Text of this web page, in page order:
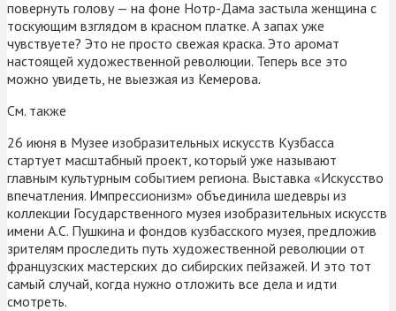
повернуть голову — на фоне Нотр-Дама застыла женщина с
тоскующим взглядом в красном платке. А запах уже
чувствуете? Это не просто свежая краска. Это аромат
настоящей художественной революции. Теперь все это
можно увидеть, не выезжая из Кемерова.
См. также
26 июня в Музее изобразительных искусств Кузбасса
стартует масштабный проект, который уже называют
главным культурным событием региона. Выставка «Искусство
впечатления. Импрессионизм» объединила шедевры из
коллекции Государственного музея изобразительных искусств
имени А.С. Пушкина и фондов кузбасского музея, предложив
зрителям проследить путь художественной революции от
французских мастерских до сибирских пейзажей. И это тот
самый случай, когда нужно отложить все дела и идти
смотреть.